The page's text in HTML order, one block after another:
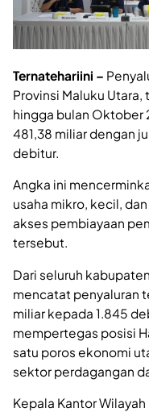
Ternatehariini –
Provinsi Maluku
hingga bulan Oktober
481,38 miliar dengan
debitur.
Angka ini
usaha mikro, kecil,
akses pembiayaan
tersebut.
Dari seluruh
mencatat penyaluran
miliar kepada 1.845
mempertegas posisi
satu poros ekonomi
sektor perdagangan
Kepala Kantor